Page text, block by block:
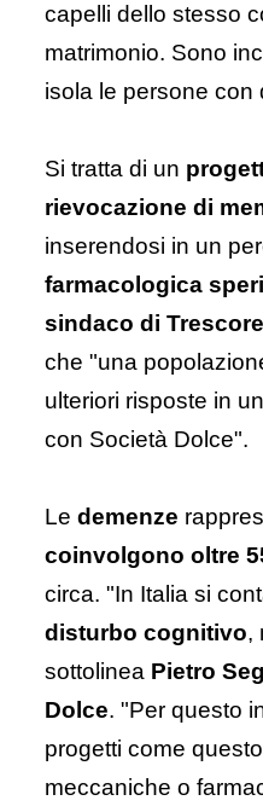
capelli dello stesso
matrimonio. Sono
isola le persone con
Si tratta di un
rievocazione di
inserendosi in un
farmacologica
sindaco di
che "una
ulteriori risposte in
con Società Dolce".
Ledemenze
coinvolgono oltre
circa. "In Italia si
disturbo cognitivo,
sottolinea Pietro
Dolce. "Per questo
progetti come
meccaniche o